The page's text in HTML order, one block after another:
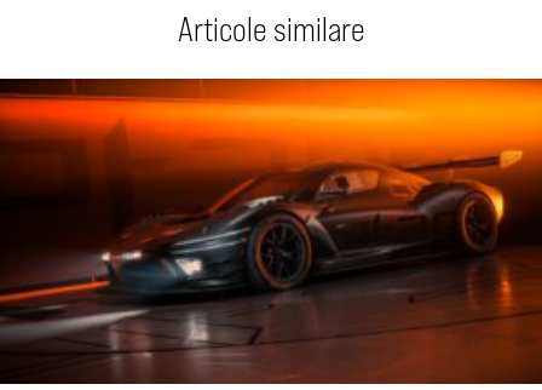
Articole similare